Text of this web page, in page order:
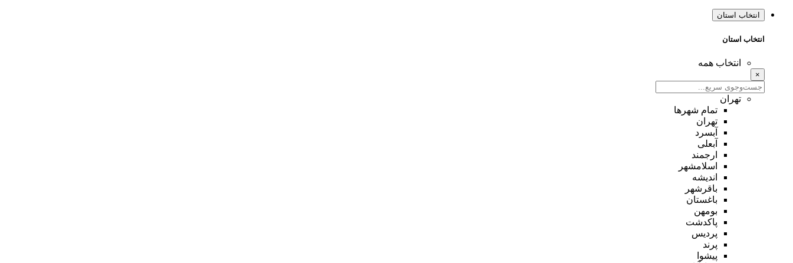
انتخاب استان
انتخاب استان
انتخاب همه
×
تهران
تمام شهر‌ها
تهران
آبسرد
آبعلی
ارجمند
اسلامشهر
اندیشه
باقرشهر
باغستان
بومهن
پاکدشت
پردیس
پرند
پیشوا